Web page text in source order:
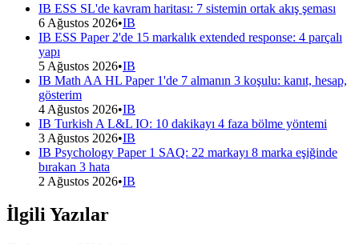
IB ESS SL'de kavram haritası: 7 sistemin ortak akış şeması
6 Ağustos 2026•IB
IB ESS Paper 2'de 15 markalık extended response: 4 parçalı
yapı
5 Ağustos 2026•IB
IB Math AA HL Paper 1'de 7 almanın 3 koşulu: kanıt, hesap,
gösterim
4 Ağustos 2026•IB
IB Turkish A L&L IO: 10 dakikayı 4 faza bölme yöntemi
3 Ağustos 2026•IB
IB Psychology Paper 1 SAQ: 22 markayı 8 marka eşiğinde
bırakan 3 hata
2 Ağustos 2026•IB
İlgili Yazılar